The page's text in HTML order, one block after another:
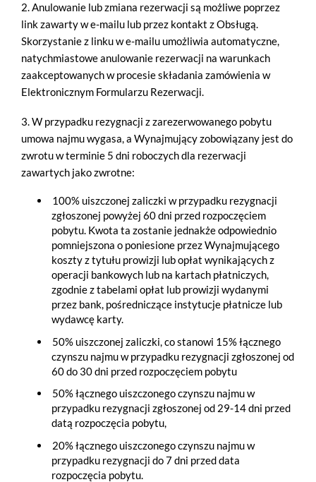
2. Anulowanie lub zmiana rezerwacji są możliwe poprzez
link zawarty w e-mailu lub przez kontakt z Obsługą.
Skorzystanie z linku w e-mailu umożliwia automatyczne,
natychmiastowe anulowanie rezerwacji na warunkach
zaakceptowanych w procesie składania zamówienia w
Elektronicznym Formularzu Rezerwacji.
3. W przypadku rezygnacji z zarezerwowanego pobytu
umowa najmu wygasa, a Wynajmujący zobowiązany jest do
zwrotu w terminie 5 dni roboczych dla rezerwacji
zawartych jako zwrotne:
100% uiszczonej zaliczki w przypadku rezygnacji
zgłoszonej powyżej 60 dni przed rozpoczęciem
pobytu. Kwota ta zostanie jednakże odpowiednio
pomniejszona o poniesione przez Wynajmującego
koszty z tytułu prowizji lub opłat wynikających z
operacji bankowych lub na kartach płatniczych,
zgodnie z tabelami opłat lub prowizji wydanymi
przez bank, pośredniczące instytucje płatnicze lub
wydawcę karty.
50% uiszczonej zaliczki, co stanowi 15% łącznego
czynszu najmu w przypadku rezygnacji zgłoszonej od
60 do 30 dni przed rozpoczęciem pobytu
50% łącznego uiszczonego czynszu najmu w
przypadku rezygnacji zgłoszonej od 29-14 dni przed
datą rozpoczęcia pobytu,
20% łącznego uiszczonego czynszu najmu w
przypadku rezygnacji do 7 dni przed data
rozpoczęcia pobytu.